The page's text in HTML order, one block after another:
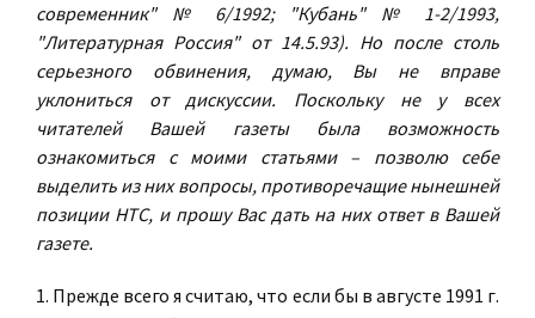
современник" № 6/1992; "Кубань" № 1-2/1993,
"Литературная Россия" от 14.5.93). Но после столь
серьезного обвинения, думаю, Вы не вправе
уклониться от дискуссии. Поскольку не у всех
читателей Вашей газеты была возможность
ознакомиться с моими статьями – позволю себе
выделить из них вопросы, противоречащие нынешней
позиции НТС, и прошу Вас дать на них ответ в Вашей
газете.
1. Прежде всего я считаю, что если бы в августе 1991 г.